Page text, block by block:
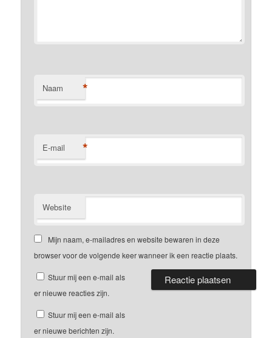
Naam *
E-mail *
Website
Mijn naam, e-mailadres en website bewaren in deze
browser voor de volgende keer wanneer ik een reactie plaats.
Stuur mij een e-mail als
er nieuwe reacties zijn.
Stuur mij een e-mail als
er nieuwe berichten zijn.